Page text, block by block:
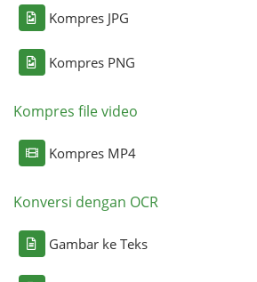
Kompres JPG
Kompres PNG
Kompres file video
Kompres MP4
Konversi dengan OCR
Gambar ke Teks